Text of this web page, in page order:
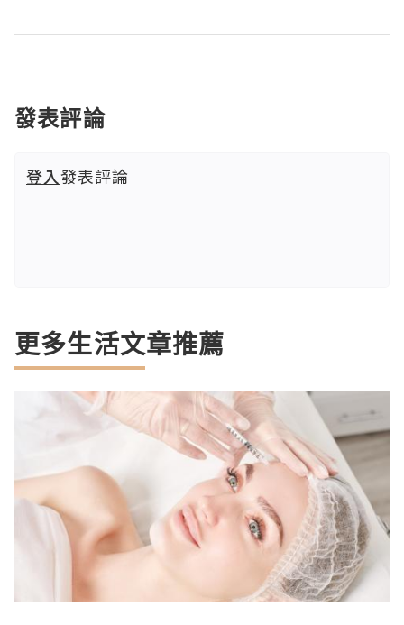
發表評論
登入發表評論
更多生活文章推薦